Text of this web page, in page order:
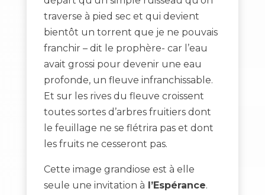
traverse à pied sec et qui devient
bientôt un torrent que je ne pouvais
franchir – dit le prophère- car l’eau
avait grossi pour devenir une eau
profonde, un fleuve infranchissable.
Et sur les rives du fleuve croissent
toutes sortes d’arbres fruitiers dont
le feuillage ne se flétrira pas et dont
les fruits ne cesseront pas.
Cette image grandiose est à elle
seule une invitation à l’Espérance.